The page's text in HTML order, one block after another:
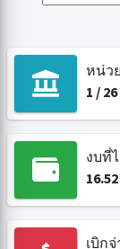
หน่ว
1 / 26
งบที่
16.52
เบิกจ่